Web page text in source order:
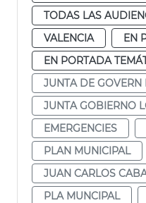
TODAS LAS
VALENCIA
EN
EN PORTADA
JUNTA DE GOVERN
JUNTA GOBIERNO
EMERGENCIES
PLAN MUNICIPAL
JUAN CARLOS
PLA MUNCIPAL